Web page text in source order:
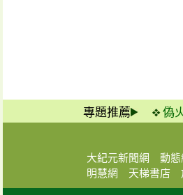
專題推薦 偽
大紀元新聞網 動態
明慧網
天梯書店